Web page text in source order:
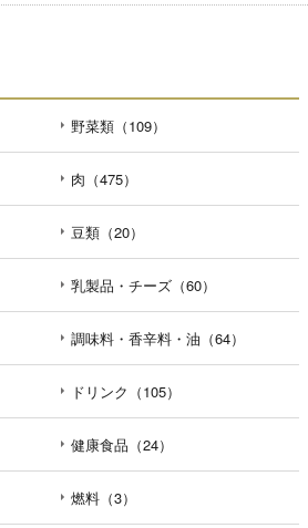
野菜類（109）
肉（475）
豆類（20）
乳製品・チーズ（60）
調味料・香辛料・油（64）
ドリンク（105）
健康食品（24）
燃料（3）